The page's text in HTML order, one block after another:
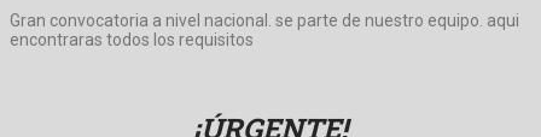
Gran convocatoria a nivel nacional. se parte de nuestro equipo. aqui
encontraras todos los requisitos
¡ÚRGENTE!